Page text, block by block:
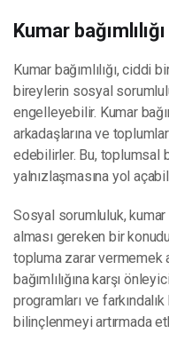
Kumar
Kumar bağımlılığı, ciddi
bireylerin sosyal
engelleyebilir. Kumar
arkadaşlarına ve
edebilirler. Bu, toplumsal
yalnızlaşmasına yol
Sosyal sorumluluk,
alması gereken bir
topluma zarar vermemek
bağımlılığına karşı
programları ve
bilinçlenmeyi artırmada